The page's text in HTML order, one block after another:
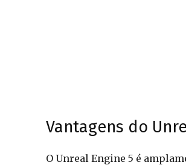
Vantagens do
O Unreal Engine 5 é